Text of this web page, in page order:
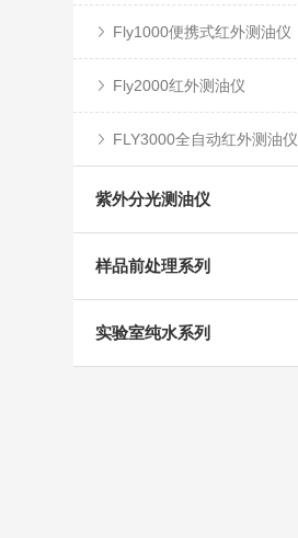
Fly1000便携式红外测油仪
Fly2000红外测油仪
FLY3000全自动红外测油仪
紫外分光测油仪
样品前处理系列
实验室纯水系列